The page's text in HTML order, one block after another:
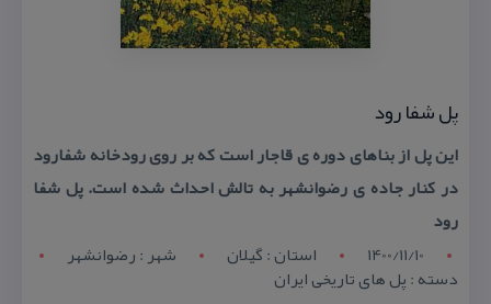
پل شفا رود
این پل از بناهای دوره ی قاجار است كه بر روی رودخانه شفارود
در كنار جاده ی رضوانشهر به تالش احداث شده است. پل شفا
رود
1400/11/10
استان : گيلان شهر : رضوانشهر
دسته : پل های تاریخی ایران